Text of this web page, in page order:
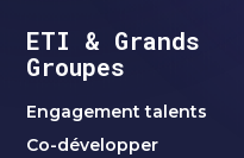
ETI & Grands
Groupes
Engagement talents
Co-développer